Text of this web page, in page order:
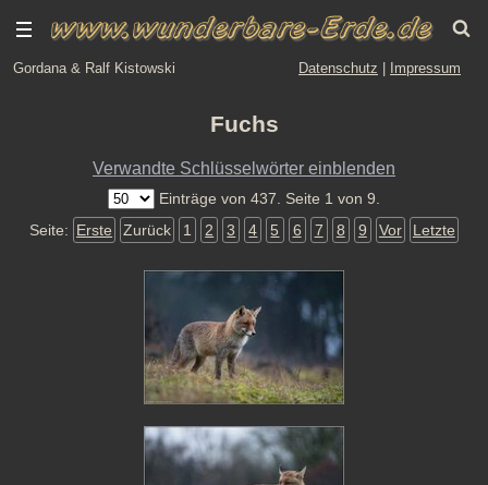
Gordana & Ralf Kistowski Datenschutz Impressum
Fuchs
Verwandte Schlüsselwörter einblenden
Einträge von 437. Seite 1 von 9.
Seite: Erste Zurück 1 2 3 4 5 6 7 8 9 Vor Letzte